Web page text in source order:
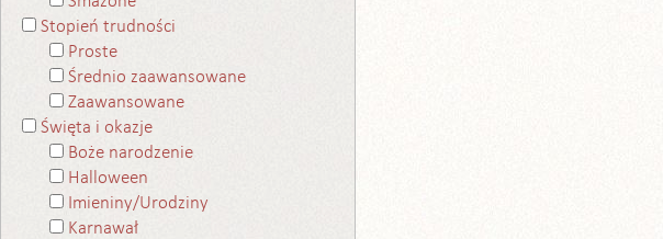
Stopień trudności
Proste
Średnio zaawansowane
Zaawansowane
Święta i okazje
Boże narodzenie
Halloween
Imieniny/Urodziny
Karnawał